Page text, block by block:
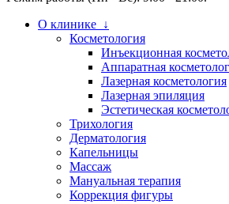
О клинике ↓
Косметология
Инъекционная
Аппаратная
Лазерная косметология
Лазерная эпиляция
Эстетическая
Трихология
Дерматология
Капельницы
Массаж
Мануальная терапия
Коррекция фигуры